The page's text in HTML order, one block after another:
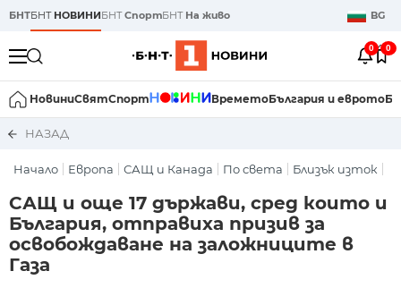
БНТБНТ НОВИНИБНТСпортБНТ На живо BG
0 0
НовиниСвятСпорт ВреметоБългария и еврото
НАЗАД
Начало Европа САЩ и Канада По света Близък изток
САЩ и още 17 държави, сред които и
България, отправиха призив за
освобождаване на заложниците в
Газа